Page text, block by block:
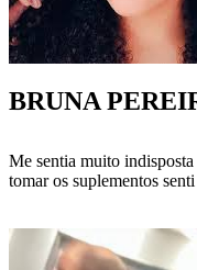
BRUNA
Me sentia muito
tomar os suplementos